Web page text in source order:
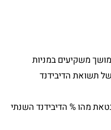
משקיעים במניות
תשואת הדיבידנד
מהו % הדיבידנד השנתי